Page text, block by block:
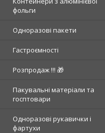
фольги
Одноразові пакети
Гастроємності
Розпродаж !!! 🎁
Пакувальні матеріали та
госптовари
Одноразові рукавички і
фартухи